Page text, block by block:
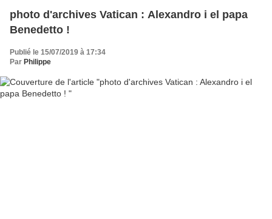
photo d'archives Vatican : Alexandro i el papa
Benedetto !
Publié le 15/07/2019 à 17:34
Par Philippe